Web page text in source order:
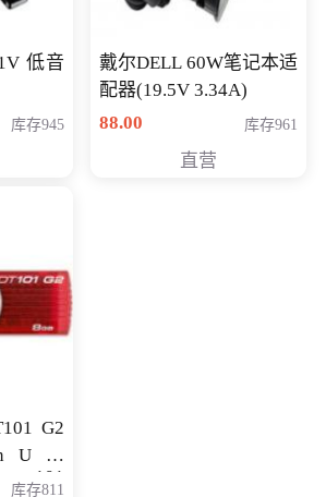
低音
库存945
戴尔DELL 60W笔记本适
配器(19.5V 3.34A)
88.00
库存961
直营
G2
U 盘
101
库存811